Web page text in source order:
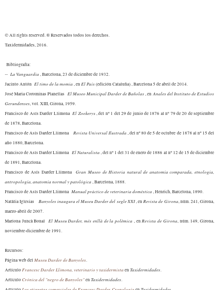
© All rights reserved. ® Reservados todos los derechos.
Taxidermidades, 2016.
Bibliografía:
-- La Vanguardia , Barcelona, 23 de diciembre de 1932.
Jacinto Antón El timo de la momia , en El País(edición Cataluña) , Barcelona 5 de abril de 2014.
José Maria Corominas Planellas
El Museo Municipal Darder de Bañolas, enAnales del Instituto de Estudios
Gerundenses, vol. XIII, Girona, 1959.
Francisco de Asís Darder LlimonaEl Zookeryx, del nº 1 del 29 de junio de 1876 al nº 79 de 20 de septiembre
de 1878, Barcelona.
Francisco de Asís Darder Llimona Revista Universal Ilustrada , del nº 80 de 5 de octubre de 1878 al nº 15 del
año 1880, Barcelona.
Francisco de Asís Darder Llimona El Naturalista , del nº 1 del 31 de enero de 1886 al nº 12 de 15 de diciembre
de 1891, Barcelona.
Francisco de Asís Darder LlimonaGran Museo de Historia natural de anatomía comparada, etnología,
antropología, anatomía normal y patológica , Barcelona, 1888.
Francisco de Asís Darder Llimona Manual práctico de veterinaria doméstica , Henrich, Barcelona, 1890.
Natàlia Iglesias Banyoles inaugura el Museu Darder del segle XXI, en Revista de Girona, núm. 241, Girona,
marzo-abril de 2007.
Mariona Juncà Bonal El Museu Darder, més enllà de la polèmica , enRevista de Girona,núm. 149, Girona,
noviembre-diciembre de 1991.
Recursos:
Página web del Museu Darderde Banyoles.
Artículo Francesc Darder Llimona, veterinario y taxidermista en Taxidermidades.
ArtículoCrónica del "negro de Banyoles"en Taxidermidades.